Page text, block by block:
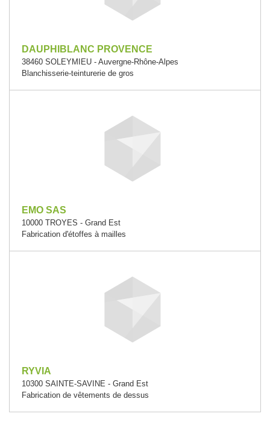
DAUPHIBLANC PROVENCE
38460 SOLEYMIEU - Auvergne-Rhône-Alpes
Blanchisserie-teinturerie de gros
EMO SAS
10000 TROYES - Grand Est
Fabrication d'étoffes à mailles
RYVIA
10300 SAINTE-SAVINE - Grand Est
Fabrication de vêtements de dessus